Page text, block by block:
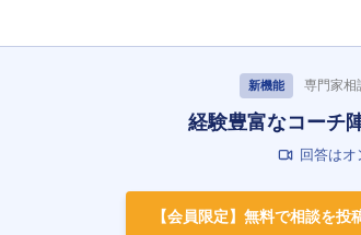
新機能 専門家相
経験豊富なコーチ
回答はオ
【会員限定】無料で相談を投